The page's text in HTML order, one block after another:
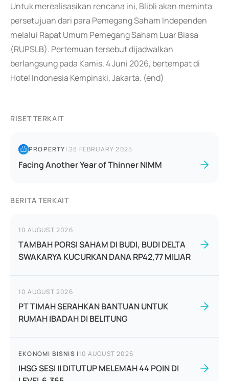
Untuk merealisasikan rencana ini, Blibli akan meminta
persetujuan dari para Pemegang Saham Independen
melalui Rapat Umum Pemegang Saham Luar Biasa
(RUPSLB). Pertemuan tersebut dijadwalkan
berlangsung pada Kamis, 4 Juni 2026, bertempat di
Hotel Indonesia Kempinski, Jakarta. (end)
RISET TERKAIT
PROPERTY|28 FEBRUARY 2025
Facing Another Year of Thinner NIMM
BERITA TERKAIT
10 AUGUST 2026
TAMBAH PORSI SAHAM DI BUDI, BUDI DELTA
SWAKARYA KUCURKAN DANA RP42,77 MILIAR
10 AUGUST 2026
PT TIMAH SERAHKAN BANTUAN UNTUK
RUMAH IBADAH DI BELITUNG
EKONOMI BISNIS |10 AUGUST 2026
IHSG SESI II DITUTUP MELEMAH 44 POIN DI